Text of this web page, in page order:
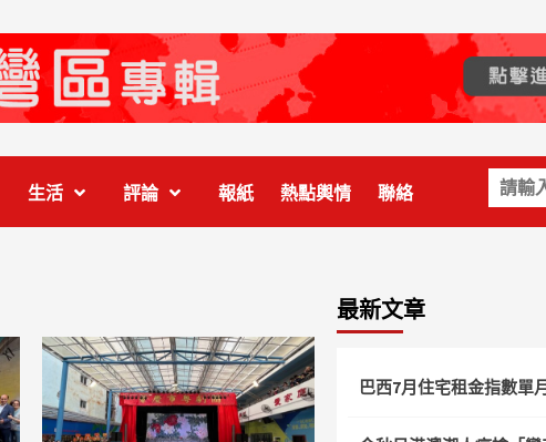
關
鍵
字:
生活 評論 報紙 熱點輿情 聯絡
最新文章
巴西7月住宅租金指數單